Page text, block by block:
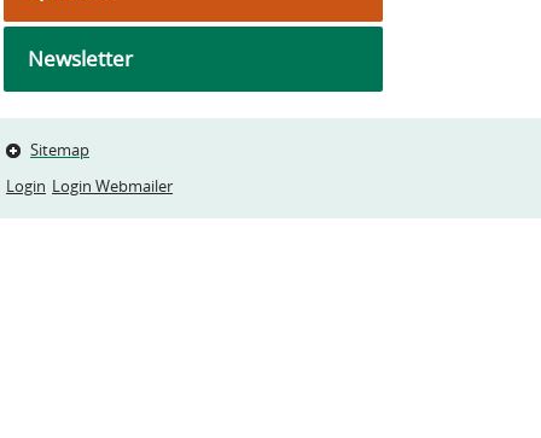
Newsletter
Sitemap
Login Login Webmailer